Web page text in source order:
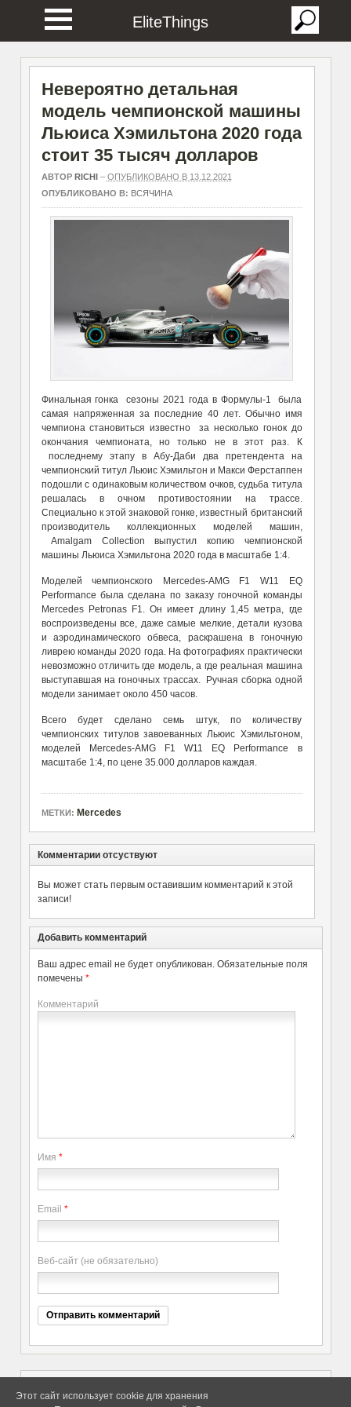
EliteThings
Невероятно детальная
модель чемпионской машины
Льюиса Хэмильтона 2020 года
стоит 35 тысяч долларов
АВТОР RICHI– ОПУБЛИКОВАНО В 13.12.2021
ОПУБЛИКОВАНО В: ВСЯЧИНА
Финальная гонка сезоны 2021 года в Формулы-1 была
самая напряженная за последние 40 лет. Обычно имя
чемпиона становиться известно за несколько гонок до
окончания чемпионата, но только не в этот раз. К
последнему этапу в Абу-Даби два претендента на
чемпионский титул Льюис Хэмильтон и Макси Ферстаппен
подошли с одинаковым количеством очков, судьба титула
решалась в очном противостоянии на трассе.
Специально к этой знаковой гонке, известный британский
производитель коллекционных моделей машин,
Amalgam Collection выпустил копию чемпионской
машины Льюиса Хэмильтона 2020 года в масштабе 1:4.
Моделей чемпионского Mercedes-AMG F1 W11 EQ
Performance была сделана по заказу гоночной команды
Mercedes Petronas F1. Он имеет длину 1,45 метра, где
воспроизведены все, даже самые мелкие, детали кузова
и аэродинамического обвеса, раскрашена в гоночную
ливрею команды 2020 года. На фотографиях практически
невозможно отличить где модель, а где реальная машина
выступавшая на гоночных трассах. Ручная сборка одной
модели занимает около 450 часов.
Всего будет сделано семь штук, по количеству
чемпионских титулов завоеванных Льюис Хэмильтоном,
моделей Mercedes-AMG F1 W11 EQ Performance в
масштабе 1:4, по цене 35.000 долларов каждая.
МЕТКИ: Mercedes
Комментарии отсуствуют
Вы может стать первым оставившим комментарий к этой
записи!
Добавить комментарий
Ваш адрес email не будет опубликован. Обязательные поля
помечены *
Комментарий
Имя *
Email *
Веб-сайт (не обязательно)
Этот сайт использует cookie для хранения